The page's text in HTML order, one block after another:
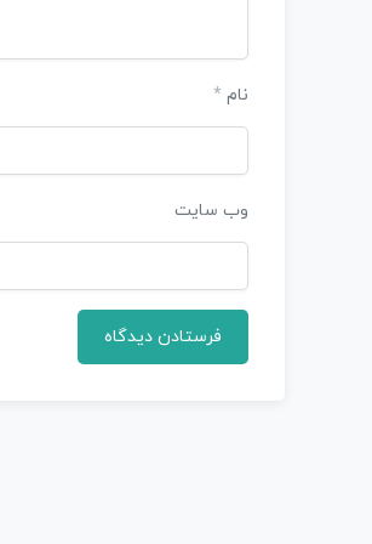
نام *
وب‌ سایت